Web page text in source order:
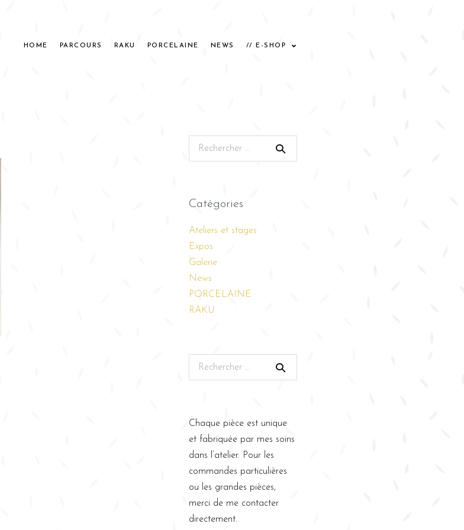
HOME PARCOURS RAKU PORCELAINE NEWS // E-SHOP
Catégories
Ateliers et stages
Expos
Galerie
News
PORCELAINE
RAKU
Chaque pièce est unique
et fabriquée par mes soins
dans l’atelier. Pour les
commandes particulières
ou les grandes pièces,
merci de me contacter
directement.